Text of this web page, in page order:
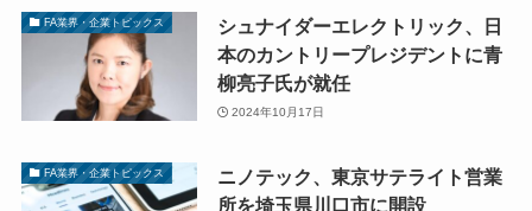
FA業界・企業トピックス
シュナイダーエレクトリック、日
本のカントリープレジデントに青
柳亮子氏が就任
2024年10月17日
FA業界・企業トピックス
ニノテック、東京サテライト営業
所を埼玉県川口市に開設